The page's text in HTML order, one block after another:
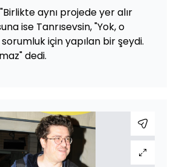
aynı projede yer alır
ise Tanrısevsin, "Yok, o
için yapılan bir şeydi.
dedi.